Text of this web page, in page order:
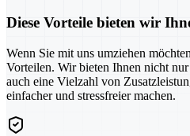
Diese Vorteile bieten wir
Wenn Sie mit uns umziehen
Vorteilen. Wir bieten Ihnen nicht
auch eine Vielzahl von
einfacher und stressfreier machen.